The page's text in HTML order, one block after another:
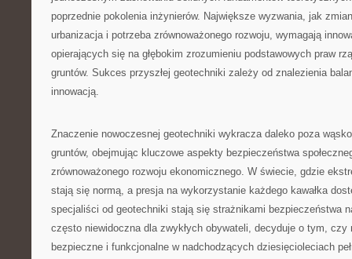
poprzednie pokolenia inżynierów. Największe wyzwania, jak
urbanizacja i potrzeba zrównoważonego rozwoju, wymagają
opierających się na głębokim zrozumieniu podstawowych praw
gruntów. Sukces przyszłej geotechniki zależy od znalezienia
innowacją.
Znaczenie nowoczesnej geotechniki wykracza daleko poza
gruntów, obejmując kluczowe aspekty bezpieczeństwa
zrównoważonego rozwoju ekonomicznego. W świecie, gdzie
stają się normą, a presja na wykorzystanie każdego kawałka
specjaliści od geotechniki stają się strażnikami bezpieczeństwa
często niewidoczna dla zwykłych obywateli, decyduje o tym, czy
bezpieczne i funkcjonalne w nadchodzących dziesięcioleciach